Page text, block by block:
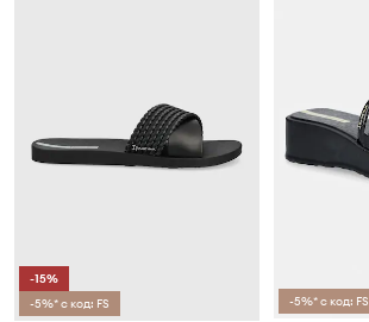
-15%
-5%* с код: FS
-5%* с код: FS